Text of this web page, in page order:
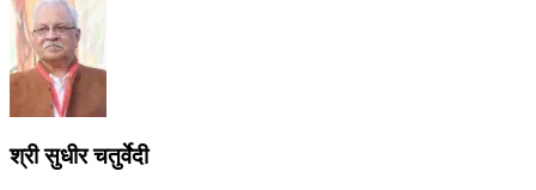
श्री सुधीर चतुर्वेदी